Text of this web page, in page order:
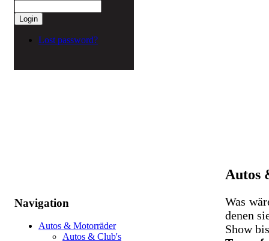
Lost password?
Navigation
Autos & Motorräder
Autos & Club's
Autos
Was
denen
Show